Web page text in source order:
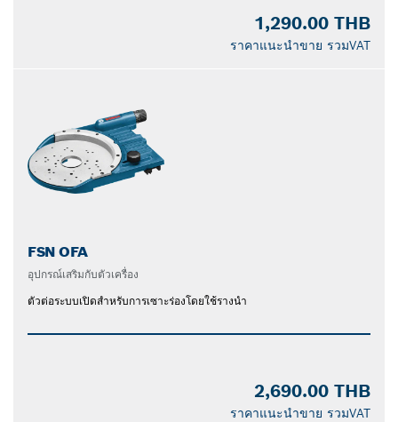
1,290.00 THB
ราคาแนะนำขาย รวมVAT
FSN OFA
อุปกรณ์เสริมกับตัวเครื่อง
ตัวต่อระบบเปิดสำหรับการเซาะร่องโดยใช้รางนำ
2,690.00 THB
ราคาแนะนำขาย รวมVAT